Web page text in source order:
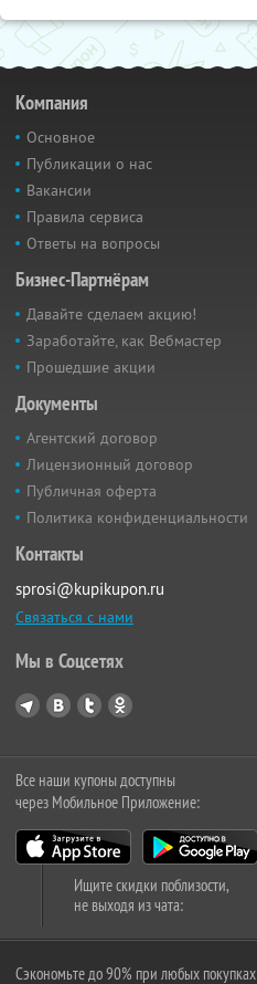
Компания
Основное
Публикации о нас
Вакансии
Правила сервиса
Ответы на вопросы
Бизнес-Партнёрам
Давайте сделаем акцию!
Заработайте, как Вебмастер
Прошедшие акции
Документы
Агентский договор
Лицензионный договор
Публичная оферта
Политика конфиденциальности
Контакты
sprosi@kupikupon.ru
Связаться с нами
Мы в Соцсетях
Все наши купоны доступны
через Мобильное Приложение:
Ищите скидки поблизости,
не выходя из чата:
Сэкономьте до 90% при любых покупках